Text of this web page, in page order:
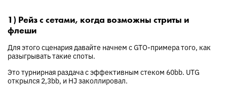
1) Рейз с сетами, когда возможны стриты и
флеши
Для этого сценария давайте начнем с GTO-примера того, как
разыгрывать такие споты.
Это турнирная раздача с эффективным стеком 60bb. UTG
открылся 2,3bb, и HJ заколлировал.